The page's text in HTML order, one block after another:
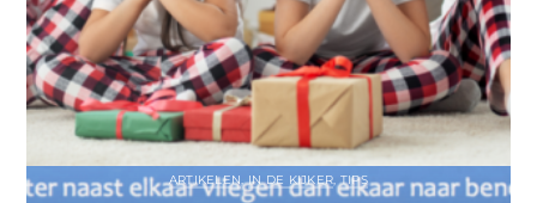
ARTIKELEN ,IN DE KIJKER TIPS